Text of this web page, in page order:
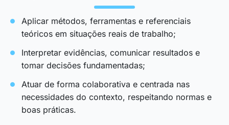
Aplicar métodos, ferramentas e referenciais
teóricos em situações reais de trabalho;
Interpretar evidências, comunicar resultados e
tomar decisões fundamentadas;
Atuar de forma colaborativa e centrada nas
necessidades do contexto, respeitando normas e
boas práticas.